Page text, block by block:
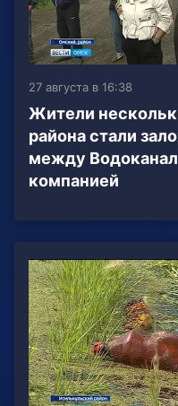
27 августа в 16:38
Жители
района стали
между
компанией